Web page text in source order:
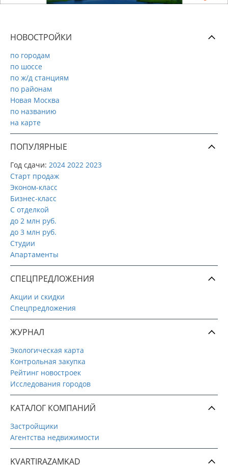
НОВОСТРОЙКИ
по городам
по шоссе
по ж/д станциям
по районам
Новая Москва
по названию
на карте
ПОПУЛЯРНЫЕ
Год сдачи: 2024 2022 2023
Старт продаж
Эконом-класс
Бизнес-класс
С отделкой
до 2 млн руб.
до 3 млн руб.
Студии
Апартаменты
СПЕЦПРЕДЛОЖЕНИЯ
Акции и скидки
Спецпредложения
ЖУРНАЛ
Экологическая карта
Контрольная закупка
Рейтинг новостроек
Исследования городов
КАТАЛОГ КОМПАНИЙ
Застройщики
Агентства недвижимости
KVARTIRAZAMKAD